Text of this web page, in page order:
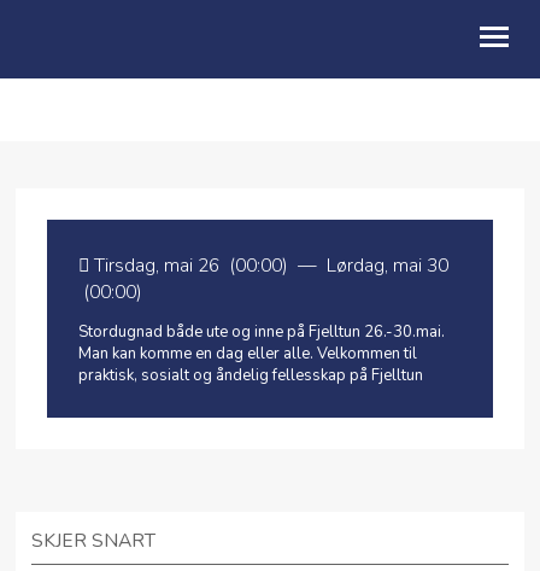
MISJON
BLI GIVER
Tirsdag, mai 26 (00:00) — Lørdag, mai 30
(00:00)
Stordugnad både ute og inne på Fjelltun 26.-30.mai.
Man kan komme en dag eller alle. Velkommen til
praktisk, sosialt og åndelig fellesskap på Fjelltun
SKJER SNART